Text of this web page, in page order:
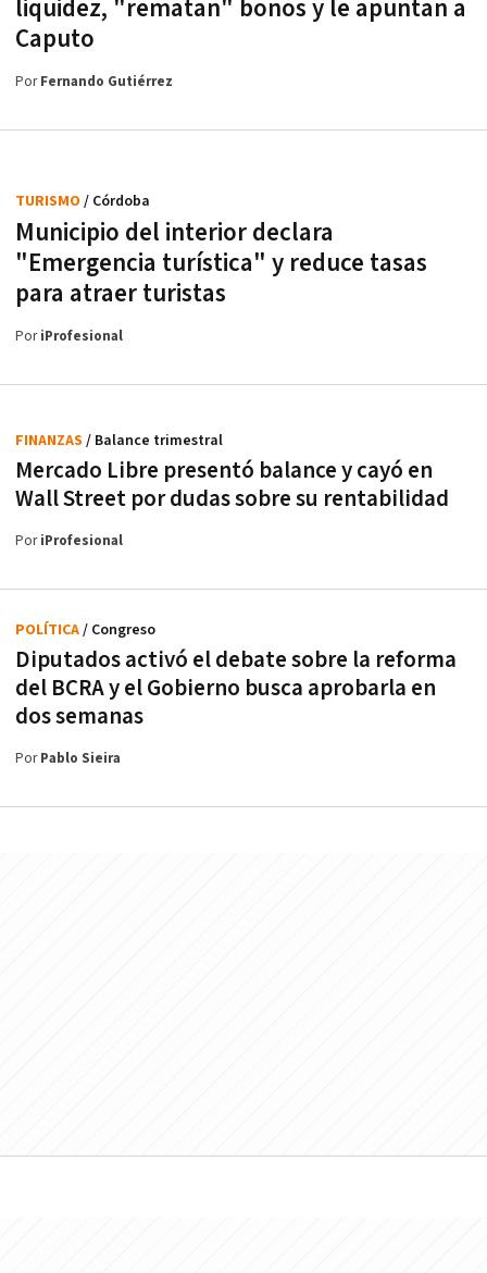
liquidez, "rematan" bonos y le apuntan a
Caputo
PorFernando Gutiérrez
Municipio del interior declara
"Emergencia turística" y reduce tasas
para atraer turistas
TURISMO / Córdoba
PoriProfesional
Mercado Libre presentó balance y cayó en
Wall Street por dudas sobre su rentabilidad
FINANZAS / Balance trimestral
PoriProfesional
Diputados activó el debate sobre la reforma
del BCRA y el Gobierno busca aprobarla en
dos semanas
POLÍTICA/ Congreso
PorPablo Sieira